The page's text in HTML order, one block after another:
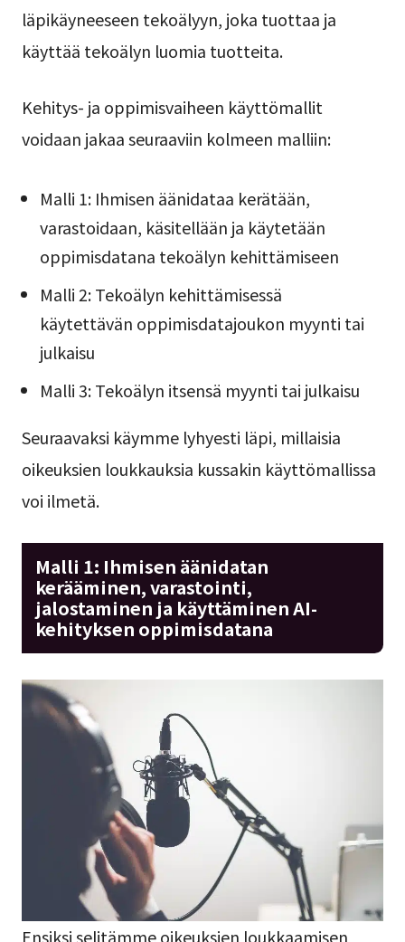
läpikäyneeseen tekoälyyn, joka tuottaa ja
käyttää tekoälyn luomia tuotteita.
Kehitys- ja oppimisvaiheen käyttömallit
voidaan jakaa seuraaviin kolmeen malliin:
Malli 1: Ihmisen äänidataa kerätään,
varastoidaan, käsitellään ja käytetään
oppimisdatana tekoälyn kehittämiseen
Malli 2: Tekoälyn kehittämisessä
käytettävän oppimisdatajoukon myynti tai
julkaisu
Malli 3: Tekoälyn itsensä myynti tai julkaisu
Seuraavaksi käymme lyhyesti läpi, millaisia
oikeuksien loukkauksia kussakin käyttömallissa
voi ilmetä.
Malli 1: Ihmisen äänidatan
kerääminen, varastointi,
jalostaminen ja käyttäminen AI-
kehityksen oppimisdatana
Ensiksi selitämme oikeuksien loukkaamisen